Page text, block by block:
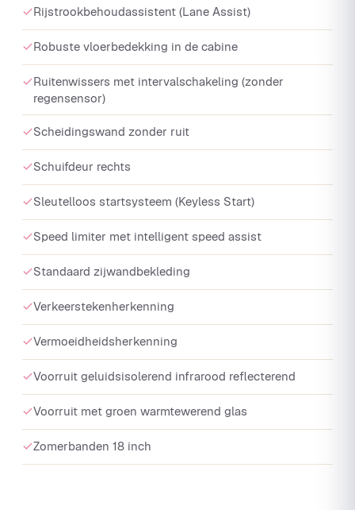
Rijstrookbehoudassistent (Lane Assist)
Robuste vloerbedekking in de cabine
Ruitenwissers met intervalschakeling (zonder
regensensor)
Scheidingswand zonder ruit
Schuifdeur rechts
Sleutelloos startsysteem (Keyless Start)
Speed limiter met intelligent speed assist
Standaard zijwandbekleding
Verkeerstekenherkenning
Vermoeidheidsherkenning
Voorruit geluidsisolerend infrarood reflecterend
Voorruit met groen warmtewerend glas
Zomerbanden 18 inch